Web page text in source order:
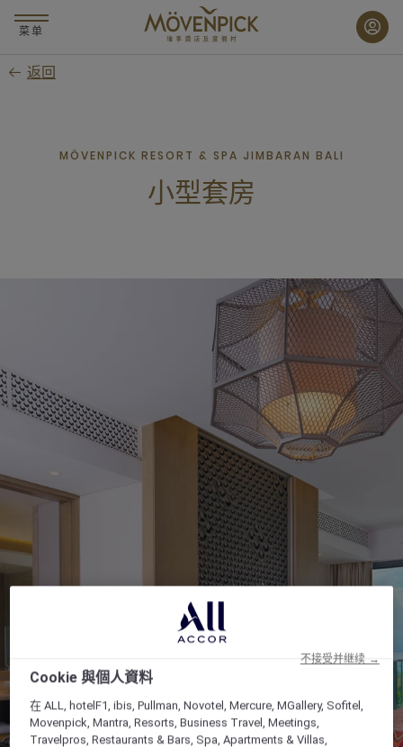
要
菜单
返回
MÖVENPICK RESORT & SPA JIMBARAN BALI
小型套房
Cookie 與個人資料
在 ALL, hotelF1, ibis, Pullman, Novotel, Mercure, MGallery, Sofitel,
Movenpick, Mantra, Resorts, Business Travel, Meetings,
Travelpros, Restaurants & Bars, Spa, Apartments & Villas,
不接受并继续 →